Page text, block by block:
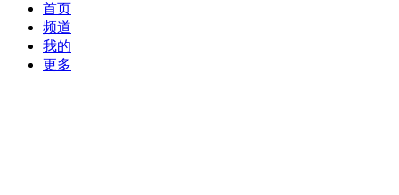
首页
频道
我的
更多